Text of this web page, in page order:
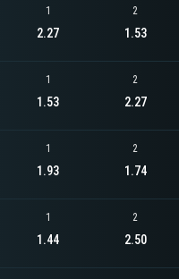
1
2.27
2
1.53
1
1.53
2
2.27
1
1.93
2
1.74
1
1.44
2
2.50